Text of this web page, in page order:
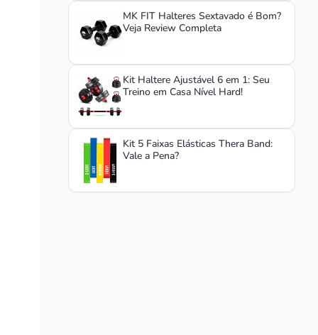
MK FIT Halteres Sextavado é Bom?
Veja Review Completa
Kit Haltere Ajustável 6 em 1: Seu
Treino em Casa Nível Hard!
Kit 5 Faixas Elásticas Thera Band:
Vale a Pena?